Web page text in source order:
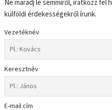
Ne maradj le semmiről, iratkozz fel
külföldi érdekességekről írunk.
Vezetéknév
Keresztnév
E-mail cím